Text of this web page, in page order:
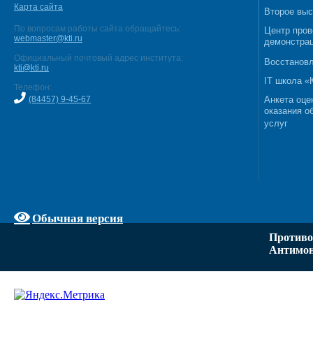
Карта сайта
По вопросам работы сайта обращайтесь:
webmaster@kti.ru
Официальный почтовый адрес института:
kti@kti.ru
Телефон:
(84457) 9-45-67
Обычная версия
Второе
Центр
IT школа
Анкета
оказания
услуг